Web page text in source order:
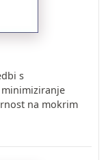
s
na mokrim